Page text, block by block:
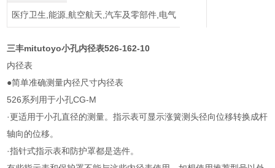
医疗卫生,能源,航空航天,汽车及零部件,电气
三丰mitutoyo小孔内径表526-162-10
内径表
●简单准确测量内径尺寸内径表
526系列用于小孔CG-M
·更适用于小孔直径的测量。指示表可显示涨簧测头径向位移转换成杆
轴向的位移。
·指针式指示表和防护罩都是选件。